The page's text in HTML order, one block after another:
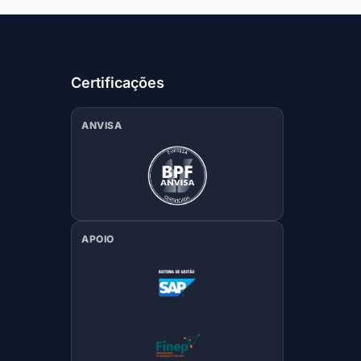
Certificações
ANVISA
APOIO